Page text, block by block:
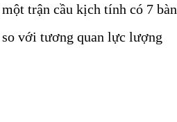
trận cầu kịch tính có 7 bàn
với tương quan lực lượng